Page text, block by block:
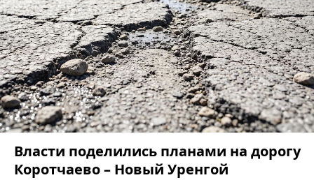
Власти поделились планами на дорогу
Коротчаево – Новый Уренгой